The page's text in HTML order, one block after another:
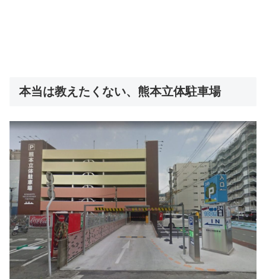
本当は教えたくない、熊本立体駐車場